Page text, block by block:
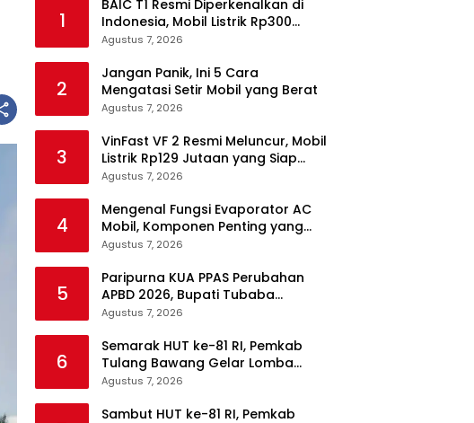
1
BAIC T1 Resmi Diperkenalkan di
Indonesia, Mobil Listrik Rp300
Jutaan Siap Ramaikan Pasar EV
Agustus 7, 2026
2
Jangan Panik, Ini 5 Cara
Mengatasi Setir Mobil yang Berat
Agustus 7, 2026
3
VinFast VF 2 Resmi Meluncur, Mobil
Listrik Rp129 Jutaan yang Siap
Jadi Alternatif Pengganti Motor
Agustus 7, 2026
4
Mengenal Fungsi Evaporator AC
Mobil, Komponen Penting yang
Sering Terlupakan
Agustus 7, 2026
5
Paripurna KUA PPAS Perubahan
APBD 2026, Bupati Tubaba
Targetkan Pendapatan Daerah
Agustus 7, 2026
6
Semarak HUT ke-81 RI, Pemkab
Tulang Bawang Gelar Lomba
Senam Udang Manis
Agustus 7, 2026
Sambut HUT ke-81 RI, Pemkab